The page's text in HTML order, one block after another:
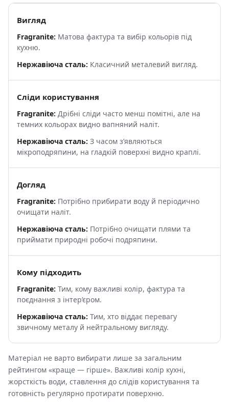
Вигляд
Матова фактура та вибір кольорів під
кухню.
Класичний металевий вигляд.
Сліди користування
Дрібні сліди часто менш помітні, але на
темних кольорах видно вапняний наліт.
З часом з’являються
мікроподряпини, на гладкій поверхні видно краплі.
Догляд
Потрібно прибирати воду й періодично
очищати наліт.
Потрібно очищати плями та
приймати природні робочі подряпини.
Кому підходить
Тим, кому важливі колір, фактура та
поєднання з інтер’єром.
Тим, хто віддає перевагу
звичному металу й нейтральному вигляду.
Матеріал не варто вибирати лише за загальним
рейтингом «краще — гірше». Важливі колір кухні,
жорсткість води, ставлення до слідів користування та
готовність регулярно протирати поверхню.